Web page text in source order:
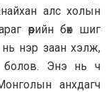
алс холын
өөрийн бөх шиг
нэр заан хэлж,
болов. Энэ нь ч
анхдагч